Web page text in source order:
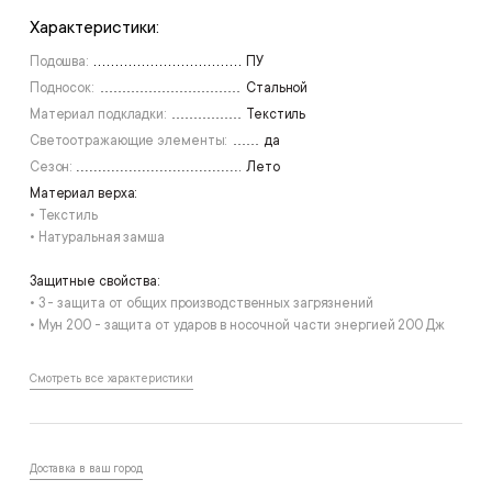
Характеристики:
Подошва:
ПУ
Подносок:
Стальной
Материал подкладки:
Текстиль
Светоотражающие элементы:
да
Сезон:
Лето
Материал верха:
• Текстиль
• Натуральная замша
Защитные свойства:
• З - защита от общих производственных загрязнений
• Мун 200 - защита от ударов в носочной части энергией 200 Дж
Смотреть все характеристики
Доставка в ваш город